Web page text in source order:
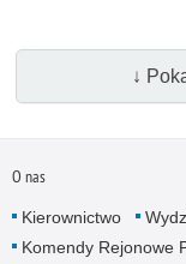
↓
O nas
Kierownictwo
Komendy Rejonowe